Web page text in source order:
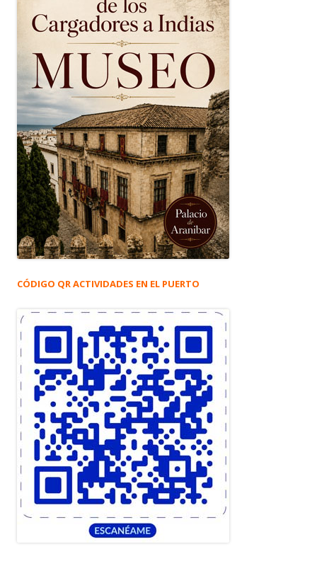
CÓDIGO QR ACTIVIDADES EN EL PUERTO